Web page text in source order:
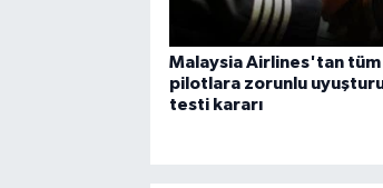
Malaysia Airlines'tan tüm
pilotlara zorunlu
testi kararı